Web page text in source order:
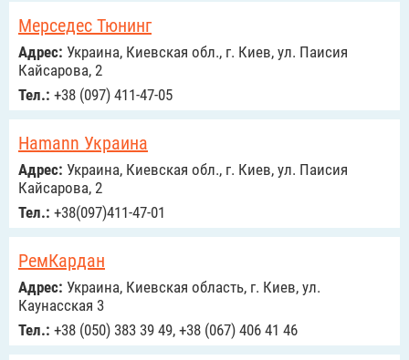
Мерседес Тюнинг
Адрес: Украина, Киевская обл., г. Киев, ул. Паисия
Кайсарова, 2
Тел.: +38 (097) 411-47-05
Hamann Украина
Адрес: Украина, Киевская обл., г. Киев, ул. Паисия
Кайсарова, 2
Тел.: +38(097)411-47-01
РемКардан
Адрес: Украина, Киевская область, г. Киев, ул.
Каунасская 3
Тел.: +38 (050) 383 39 49, +38 (067) 406 41 46